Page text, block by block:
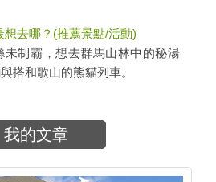
去哪？(推薦景點/活動)
未制霸，想去群馬山林中的秘湯
搭和歌山的熊貓列車。
我的文章